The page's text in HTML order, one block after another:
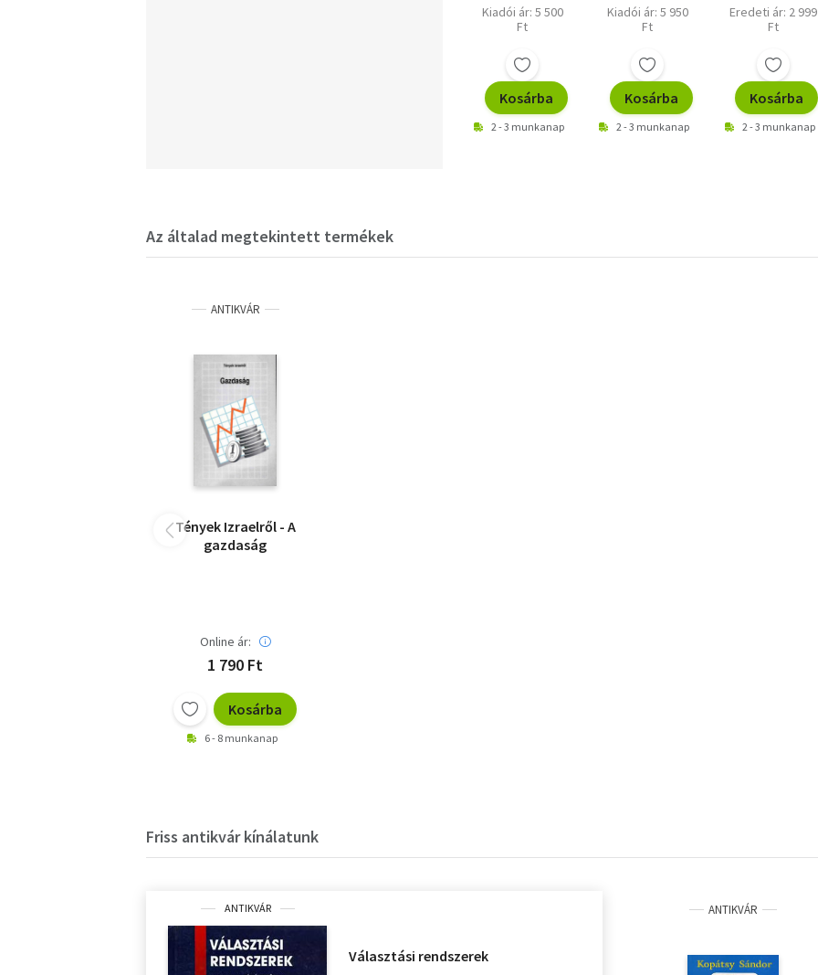
Kiadói ár: 5 500
Ft
Kosárba
2 - 3 munkanap
Kiadói ár: 5 950
Ft
Kosárba
2 - 3 munkanap
Eredeti ár: 2 999
Ft
Kosárba
2 - 3 munkanap
Az általad megtekintett termékek
ANTIKVÁR
Tények Izraelről - A
gazdaság
Online ár:
1 790 Ft
Kosárba
6 - 8 munkanap
Friss antikvár kínálatunk
ANTIKVÁR
Választási rendszerek
ANTIKVÁR